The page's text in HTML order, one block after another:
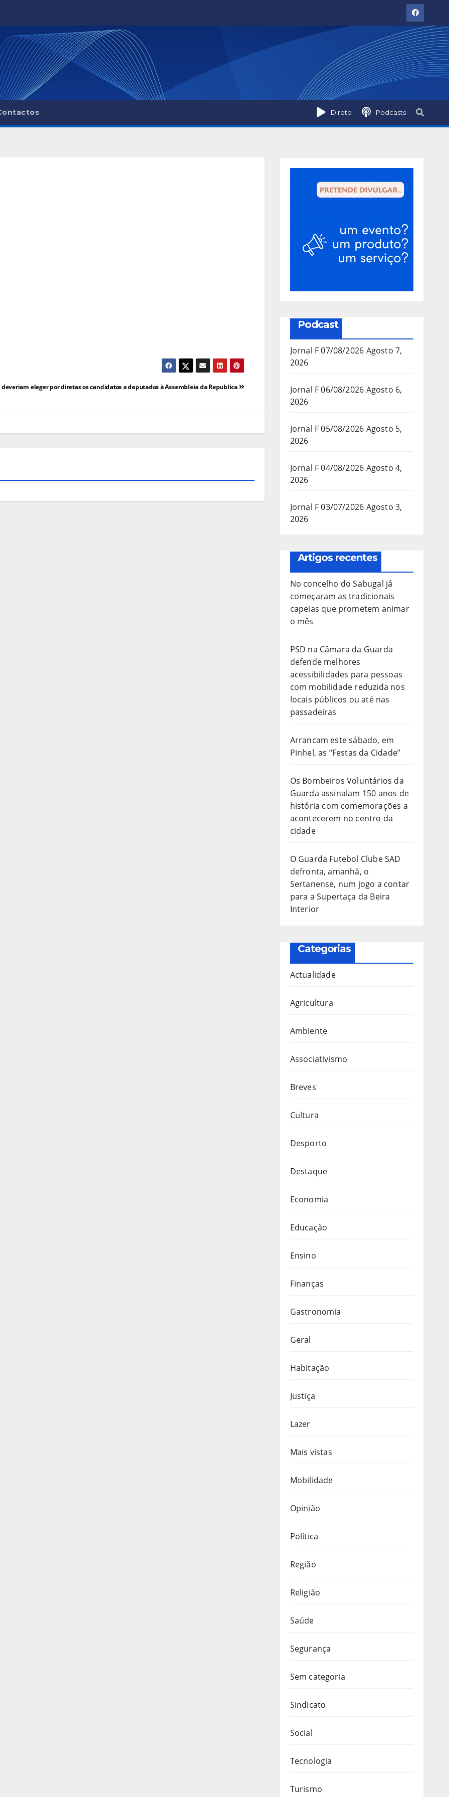
Direto Podcasts
eleger por diretas os candidatos a deputados à Assembleia da Republica
Podcast
Jornal F 07/08/2026 Agosto 7,
2026
Jornal F 06/08/2026 Agosto 6,
2026
Jornal F 05/08/2026 Agosto 5,
2026
Jornal F 04/08/2026 Agosto 4,
2026
Jornal F 03/07/2026 Agosto 3,
2026
Artigos recentes
No concelho do Sabugal já
começaram as tradicionais
capeias que prometem animar
o mês
PSD na Câmara da Guarda
defende melhores
acessibilidades para pessoas
com mobilidade reduzida nos
locais públicos ou até nas
passadeiras
Arrancam este sábado, em
Pinhel, as “Festas da Cidade”
Os Bombeiros Voluntários da
Guarda assinalam 150 anos de
história com comemorações a
acontecerem no centro da
cidade
O Guarda Futebol Clube SAD
defronta, amanhã, o
Sertanense, num jogo a contar
para a Supertaça da Beira
Interior
Categorias
Actualidade
Agricultura
Ambiente
Associativismo
Breves
Cultura
Desporto
Destaque
Economia
Educação
Ensino
Finanças
Gastronomia
Geral
Habitação
Justiça
Lazer
Mais vistas
Mobilidade
Opinião
Política
Região
Religião
Saúde
Segurança
Sem categoria
Sindicato
Social
Tecnologia
Turismo